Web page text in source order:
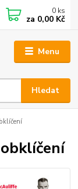
Menu
Hledat
0 ks
za 0,00 Kč